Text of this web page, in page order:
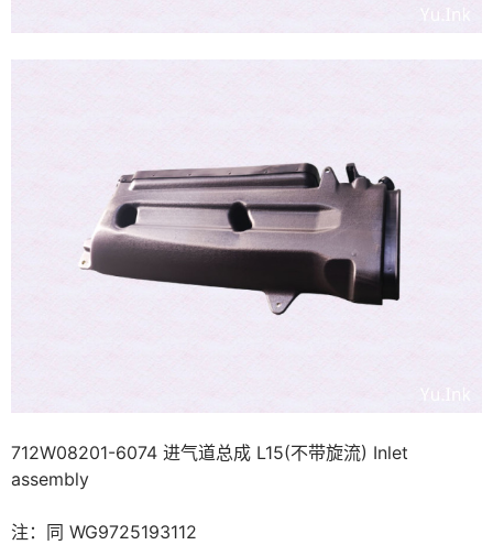
712W08201-6074 进气道总成 L15(不带旋流) Inlet
assembly
注：同 WG9725193112